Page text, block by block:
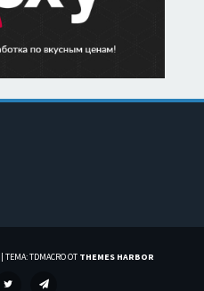
ТЕМА: TDMACRO ОТ THEMES HARBOR
TWITTER